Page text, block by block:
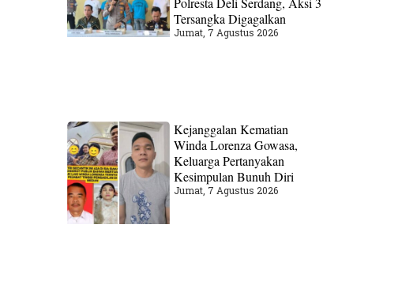
Tersangka Digagalkan
Jumat, 7 Agustus 2026
Kejanggalan Kematian
Winda Lorenza Gowasa,
Keluarga Pertanyakan
Kesimpulan Bunuh Diri
Jumat, 7 Agustus 2026